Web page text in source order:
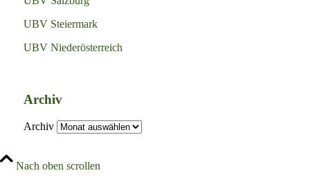
UBV Steiermark
UBV Niederösterreich
Archiv
Archiv
Nach oben scrollen